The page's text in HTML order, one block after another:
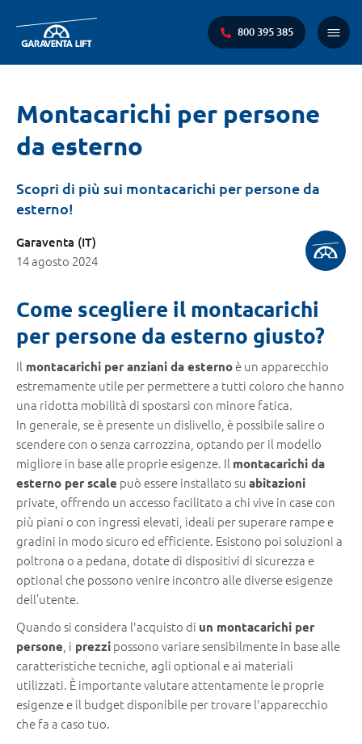
800 395 385
Menu
Ti
trovi
qui:
Montacarichi per persone
da esterno
Scopri di più sui montacarichi per persone da
esterno!
Garaventa (IT)
14 agosto 2024
Come scegliere il montacarichi
per persone da esterno giusto?
Il montacarichi per anziani da esternoè un apparecchio
estremamente utile per permettere a tutti coloro che hanno
una ridotta mobilità di spostarsi con minore fatica.
In generale, se è presente un dislivello, è possibile salire o
scendere con o senza carrozzina, optando per il modello
migliore in base alle proprie esigenze. Il montacarichi da
esterno per scale può essere installato su abitazioni
private, offrendo un accesso facilitato a chi vive in case con
più piani o con ingressi elevati, ideali per superare rampe e
gradini in modo sicuro ed efficiente. Esistono poi soluzioni a
poltrona o a pedana, dotate di dispositivi di sicurezza e
optional che possono venire incontro alle diverse esigenze
dell’utente.
Quando si considera l'acquisto di un montacarichi per
persone , i prezzi possono variare sensibilmente in base alle
caratteristiche tecniche, agli optional e ai materiali
utilizzati. È importante valutare attentamente le proprie
esigenze e il budget disponibile per trovare l'apparecchio
che fa a caso tuo.